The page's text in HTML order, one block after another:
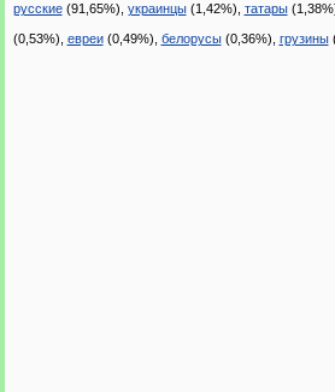
русские(91,65%), украинцы(1,42%), татары
(0,53%), евреи(0,49%), белорусы(0,36%), грузины